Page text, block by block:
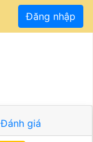
Đăng nhập
Đánh giá